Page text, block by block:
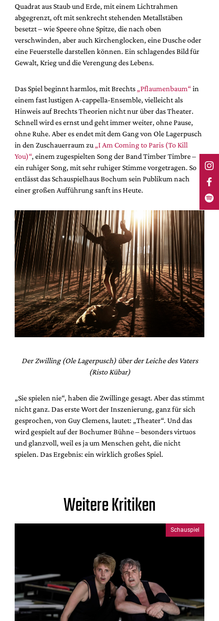
Quadrat aus Staub und Erde, mit einem Lichtrahmen
abgegrenzt, oft mit senkrecht stehenden Metallstäben
besetzt – wie Speere ohne Spitze, die nach oben
verschwinden, aber auch Kirchenglocken, eine Dusche oder
eine Feuerstelle darstellen können. Ein schlagendes Bild für
Gewalt, Krieg und die Verengung des Lebens.
Das Spiel beginnt harmlos, mit Brechts „Pflaumenbaum“ in
einem fast lustigen A-cappella-Ensemble, vielleicht als
Hinweis auf Brechts Theorien nicht nur über das Theater.
Schnell wird es ernst und geht immer weiter, ohne Pause,
ohne Ruhe. Aber es endet mit dem Gang von Ole Lagerpusch
in den Zuschauerraum zu „I Am Coming to Paris (To Kill
You)“, einem zugespielten Song der Band Timber Timbre –
ein ruhiger Song, mit sehr ruhiger Stimme vorgetragen. So
entlässt das Schauspielhaus Bochum sein Publikum nach
einer großen Aufführung sanft ins Heute.
Der Zwilling (Ole Lagerpusch) über der Leiche des Vaters
(Risto Kübar)
„Sie spielen nie“, haben die Zwillinge gesagt. Aber das stimmt
nicht ganz. Das erste Wort der Inszenierung, ganz für sich
gesprochen, von Guy Clemens, lautet: „Theater“. Und das
wird gespielt auf der Bochumer Bühne – besonders virtuos
und glanzvoll, weil es ja um Menschen geht, die nicht
spielen. Das Ergebnis: ein wirklich großes Spiel.
Weitere Kritiken
Schauspiel